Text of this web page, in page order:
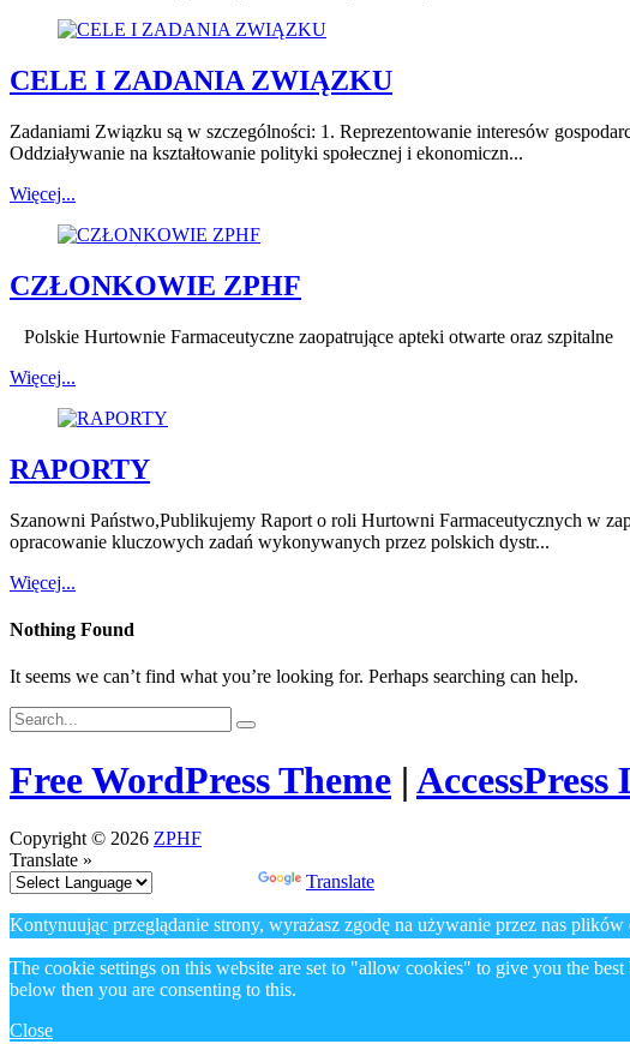
CELE I ZADANIA ZWIĄZKU
Zadaniami Związku są w szczególności: 1. Reprezentowanie interesów
Oddziaływanie na kształtowanie polityki społecznej i ekonomiczn...
Więcej...
CZŁONKOWIE ZPHF
Polskie Hurtownie Farmaceutyczne
Więcej...
RAPORTY
Szanowni Państwo,Publikujemy Raport o roli Hurtowni Farmaceutycznych w
opracowanie kluczowych zadań wykonywanych przez polskich dystr...
Więcej...
Nothing Found
It seems we can’t find what you’re looking for. Perhaps searching can help.
Free WordPress Theme | AccessPress
Copyright © 2026 ZPHF
Translate »
Translate
Kontynuując przeglądanie strony, wyrażasz zgodę na używanie przez nas plików
The cookie settings on this website are set to "allow cookies" to give you the
below then you are consenting to this.
Close